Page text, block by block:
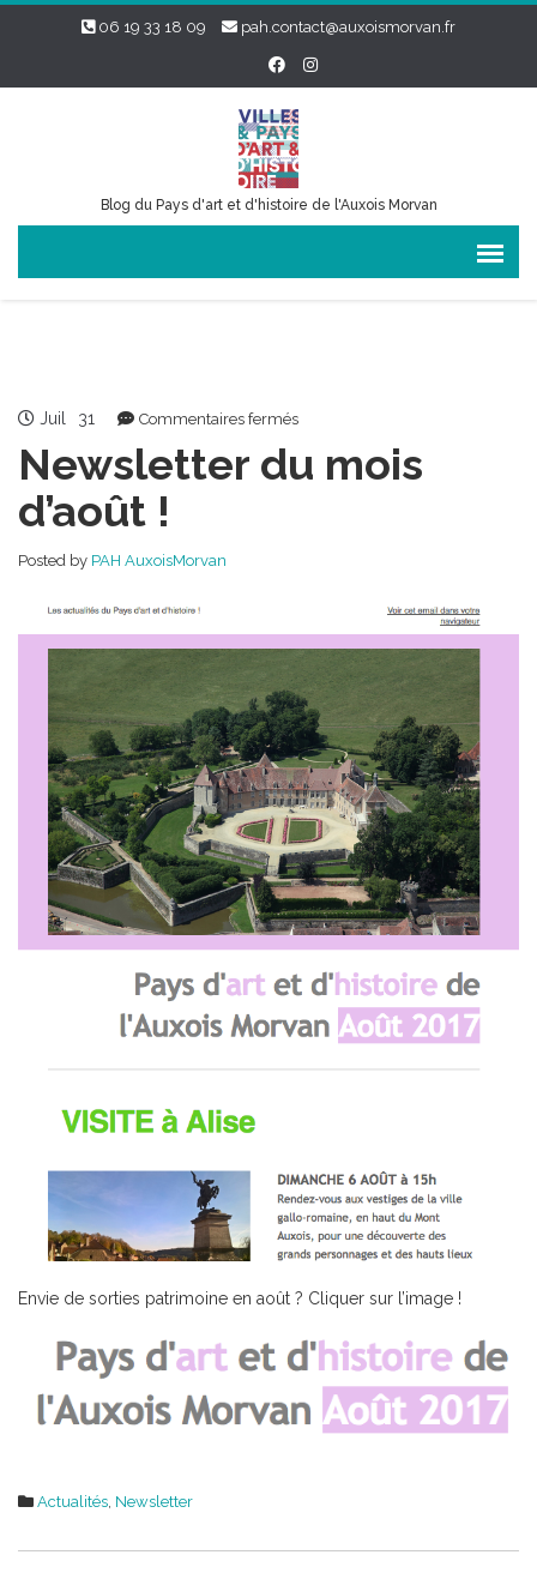
06 19 33 18 09 pah.contact@auxoismorvan.fr
Blog du Pays d'art et d'histoire de l'Auxois Morvan
Juil 31 Commentaires ferméssur
du
Newsletter du mois
d’août !
Posted by PAH AuxoisMorvan
Envie de sorties patrimoine en août ? Cliquer sur l’image !
Actualités, Newsletter